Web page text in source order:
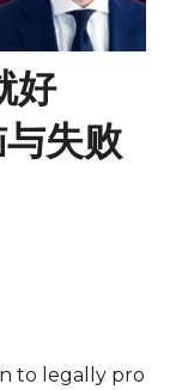
好
失败
to legally pro